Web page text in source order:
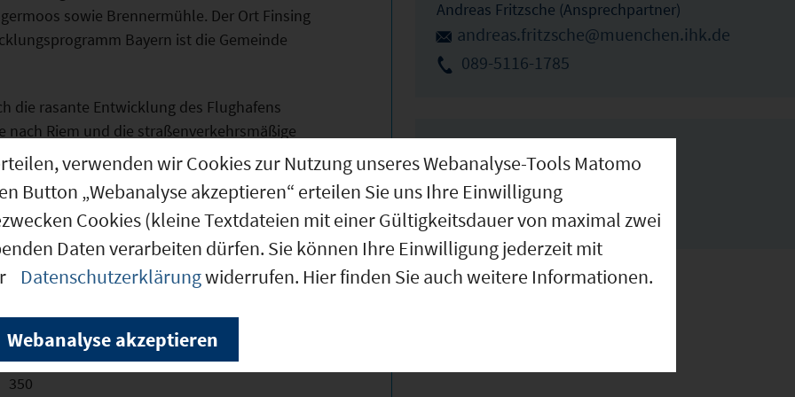
sowie Brennermühle. Der Ort Finsing
Bayern ist die Gemeinde
die rasante Entwicklung des Flughafens
nach Riem und die straßenverkehrsmäßige
gewonnen hat und mittlerweile
geworden ist. Ein Großteil
verlaufen auf der St 2082 zwischen
350
Andreas Fritzsche (Ansprechpartner)
andreas.fritzsche@muenchen.ihk.de
089-5116-1785
Links
www.finsing.de
verwenden wir Cookies zur Nutzung unseres Webanalyse-Tools Matomo
Button „Webanalyse akzeptieren“ erteilen Sie uns Ihre Einwilligung
Cookies (kleine Textdateien mit einer Gültigkeitsdauer von maximal zwei
Daten verarbeiten dürfen. Sie können Ihre Einwilligung jederzeit mit
Datenschutzerklärungwiderrufen. Hier finden Sie auch weitere Informationen.
Webanalyse akzeptieren